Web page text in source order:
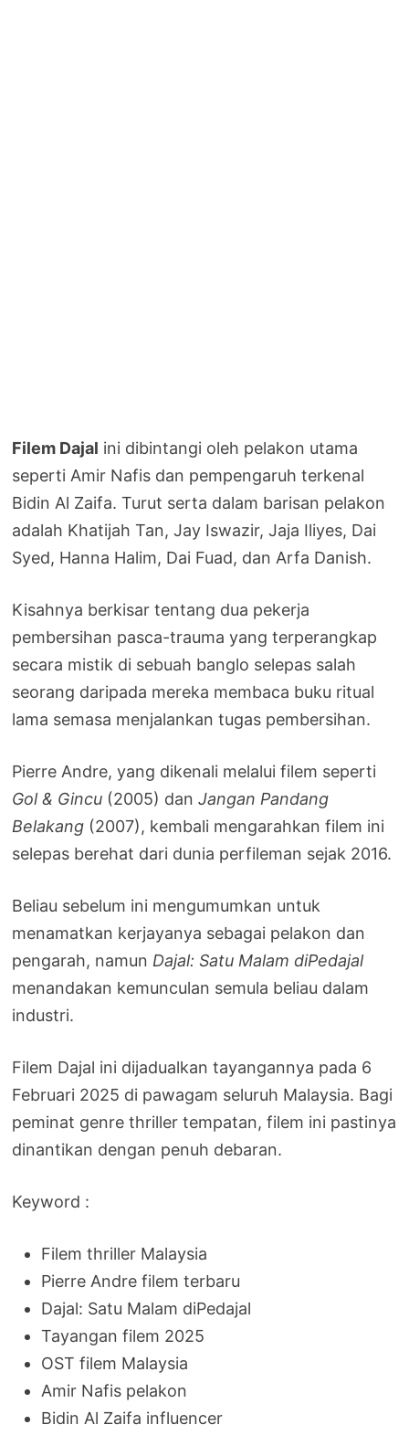
Filem Dajal ini dibintangi oleh pelakon utama
seperti Amir Nafis dan pempengaruh terkenal
Bidin Al Zaifa. Turut serta dalam barisan pelakon
adalah Khatijah Tan, Jay Iswazir, Jaja Iliyes, Dai
Syed, Hanna Halim, Dai Fuad, dan Arfa Danish.
Kisahnya berkisar tentang dua pekerja
pembersihan pasca-trauma yang terperangkap
secara mistik di sebuah banglo selepas salah
seorang daripada mereka membaca buku ritual
lama semasa menjalankan tugas pembersihan.
Pierre Andre, yang dikenali melalui filem seperti
Gol & Gincu (2005) danJangan Pandang
Belakang (2007), kembali mengarahkan filem ini
selepas berehat dari dunia perfileman sejak 2016.
Beliau sebelum ini mengumumkan untuk
menamatkan kerjayanya sebagai pelakon dan
pengarah, namunDajal: Satu Malam diPedajal
menandakan kemunculan semula beliau dalam
industri.
Filem Dajal ini dijadualkan tayangannya pada 6
Februari 2025 di pawagam seluruh Malaysia. Bagi
peminat genre thriller tempatan, filem ini pastinya
dinantikan dengan penuh debaran.
Keyword :
Filem thriller Malaysia
Pierre Andre filem terbaru
Dajal: Satu Malam diPedajal
Tayangan filem 2025
OST filem Malaysia
Amir Nafis pelakon
Bidin Al Zaifa influencer